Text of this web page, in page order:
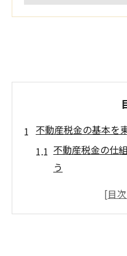
不動産税金の基本を
不動産税金の仕
う
東大阪市の不動